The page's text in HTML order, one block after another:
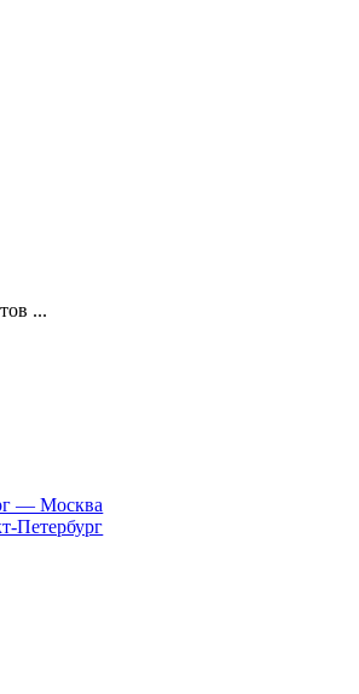
...
— Москва
Петербург